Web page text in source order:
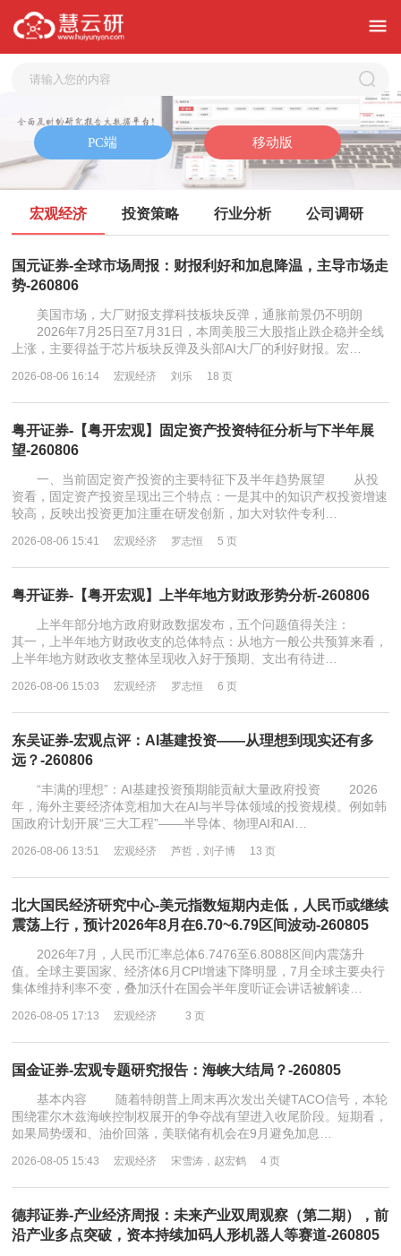
宏观经济 投资策略 行业分析 公司调研
国元证券-全球市场周报：财报利好和加息降温，主导市场走
势-260806
美国市场，大厂财报支撑科技板块反弹，通胀前景仍不明朗
2026年7月25日至7月31日，本周美股三大股指止跌企稳并全线
上涨，主要得益于芯片板块反弹及头部AI大厂的利好财报。宏…
2026-08-06 16:14 宏观经济 刘乐 18 页
粤开证券-【粤开宏观】固定资产投资特征分析与下半年展
望-260806
一、当前固定资产投资的主要特征下及半年趋势展望 从投
资看，固定资产投资呈现出三个特点：一是其中的知识产权投资增速
较高，反映出投资更加注重在研发创新，加大对软件专利…
2026-08-06 15:41 宏观经济 罗志恒 5 页
粤开证券-【粤开宏观】上半年地方财政形势分析-260806
上半年部分地方政府财政数据发布，五个问题值得关注：
其一，上半年地方财政收支的总体特点：从地方一般公共预算来看，
上半年地方财政收支整体呈现收入好于预期、支出有待进…
2026-08-06 15:03 宏观经济 罗志恒 6 页
东吴证券-宏观点评：AI基建投资——从理想到现实还有多
远？-260806
“丰满的理想”：AI基建投资预期能贡献大量政府投资 2026
年，海外主要经济体竞相加大在AI与半导体领域的投资规模。例如韩
国政府计划开展“三大工程”——半导体、物理AI和AI…
2026-08-06 13:51 宏观经济 芦哲，刘子博 13 页
北大国民经济研究中心-美元指数短期内走低，人民币或继续
震荡上行，预计2026年8月在6.70~6.79区间波动-260805
2026年7月，人民币汇率总体6.7476至6.8088区间内震荡升
值。全球主要国家、经济体6月CPI增速下降明显，7月全球主要央行
集体维持利率不变，叠加沃什在国会半年度听证会讲话被解读…
2026-08-05 17:13 宏观经济 3 页
国金证券-宏观专题研究报告：海峡大结局？-260805
基本内容 随着特朗普上周末再次发出关键TACO信号，本轮
围绕霍尔木兹海峡控制权展开的争夺战有望进入收尾阶段。短期看，
如果局势缓和、油价回落，美联储有机会在9月避免加息…
2026-08-05 15:43 宏观经济 宋雪涛，赵宏鹤 4 页
德邦证券-产业经济周报：未来产业双周观察（第二期），前
沿产业多点突破，资本持续加码人形机器人等赛道-260805